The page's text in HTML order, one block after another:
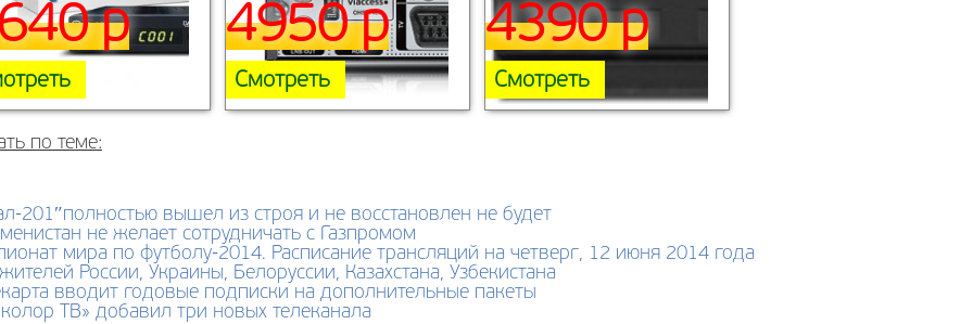
р
Смотреть
4950 р
Смотреть
4390 р
по теме:
201″полностью вышел из строя и не восстановлен не будет
не желает сотрудничать с Газпромом
мира по футболу-2014. Расписание трансляций на четверг, 12 июня 2014 года
России, Украины, Белоруссии, Казахстана, Узбекистана
вводит годовые подписки на дополнительные пакеты
ТВ» добавил три новых телеканала